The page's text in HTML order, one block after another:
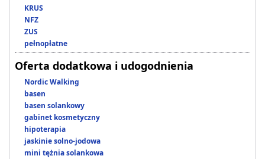
KRUS
NFZ
ZUS
pełnopłatne
Oferta dodatkowa i udogodnienia
Nordic Walking
basen
basen solankowy
gabinet kosmetyczny
hipoterapia
jaskinie solno-jodowa
mini tężnia solankowa